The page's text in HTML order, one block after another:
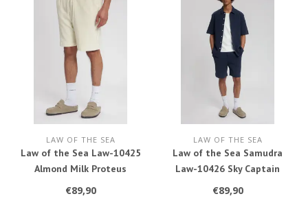
LAW OF THE SEA
Law of the Sea Law-10425
Almond Milk Proteus
€89,90
LAW OF THE SEA
Law of the Sea Samudra
Law-10426 Sky Captain
€89,90